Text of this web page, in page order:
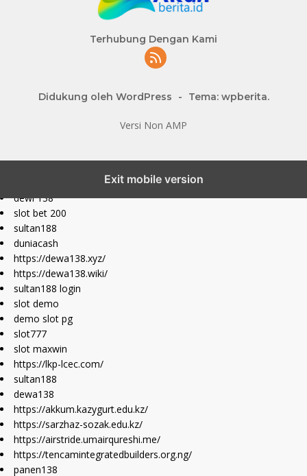
Terhubung Dengan Kami
Didukung oleh WordPress - Tema: wpberita.
Versi Non AMP
Exit mobile version
dewi 138
slot bet 200
sultan188
duniacash
https://dewa138.xyz/
https://dewa138.wiki/
sultan188 login
slot demo
demo slot pg
slot777
slot maxwin
https://lkp-lcec.com/
sultan188
dewa138
https://akkum.kazygurt.edu.kz/
https://sarzhaz-sozak.edu.kz/
https://airstride.umairqureshi.me/
https://tencamintegratedbuilders.org.ng/
panen138